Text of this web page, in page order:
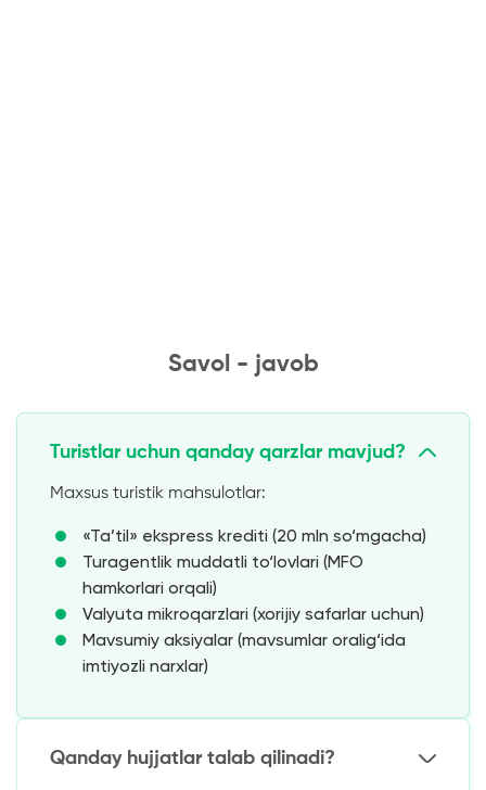
Savol - javob
Turistlar uchun qanday qarzlar mavjud?
Maxsus turistik mahsulotlar:
«Ta’til» ekspress krediti (20 mln so‘mgacha)
Turagentlik muddatli to‘lovlari (MFO
hamkorlari orqali)
Valyuta mikroqarzlari (xorijiy safarlar uchun)
Mavsumiy aksiyalar (mavsumlar oralig‘ida
imtiyozli narxlar)
Qanday hujjatlar talab qilinadi?